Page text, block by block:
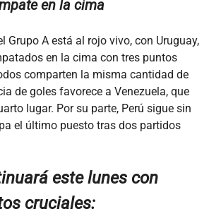
en la cima
Grupo A está al rojo vivo, con Uruguay,
en la cima con tres puntos
comparten la misma cantidad de
de goles favorece a Venezuela, que
lugar. Por su parte, Perú sigue sin
el último puesto tras dos partidos
este lunes con
cruciales: